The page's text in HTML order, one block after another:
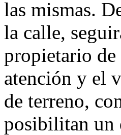
las mismas.
la calle,
propietario de
atención y el
de terreno,
posibilitan un